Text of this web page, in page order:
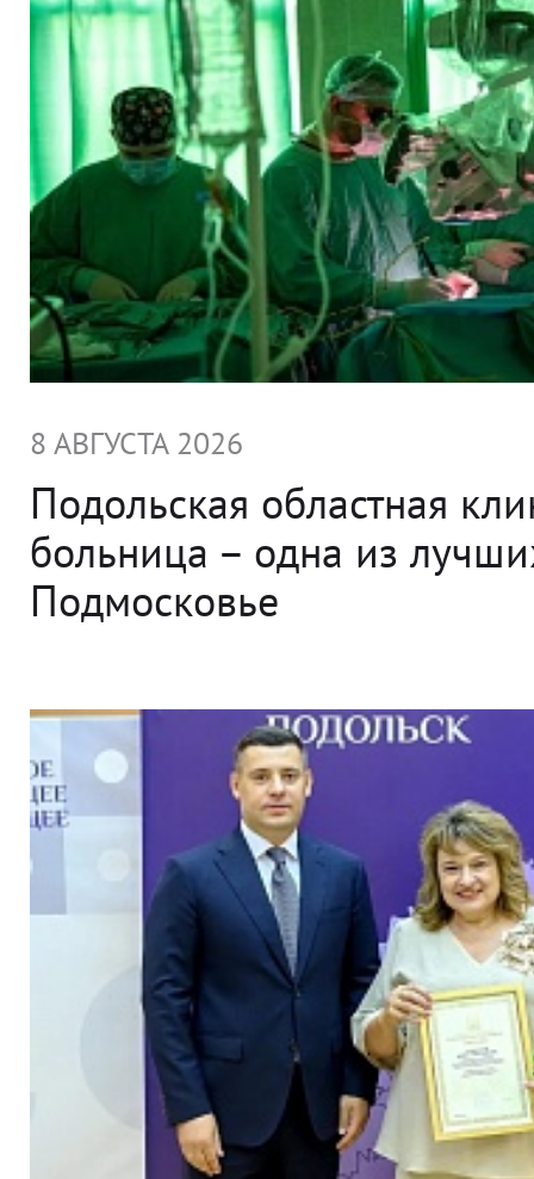
8 АВГУСТА 2026
Подольская областная
больница – одна из
Подмосковье